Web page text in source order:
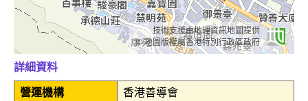
技術支援由地理資訊地圖提供
© 地圖版權屬香港特別行政區政府
詳細資料
營運機構 香港善導會